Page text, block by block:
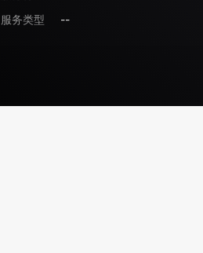
服务类型
--